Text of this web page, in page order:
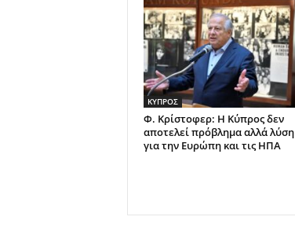
ΚΥΠΡΟΣ
Φ. Κρίστοφερ: Η Κύπρος δεν
αποτελεί πρόβλημα αλλά λύση
για την Ευρώπη και τις ΗΠΑ